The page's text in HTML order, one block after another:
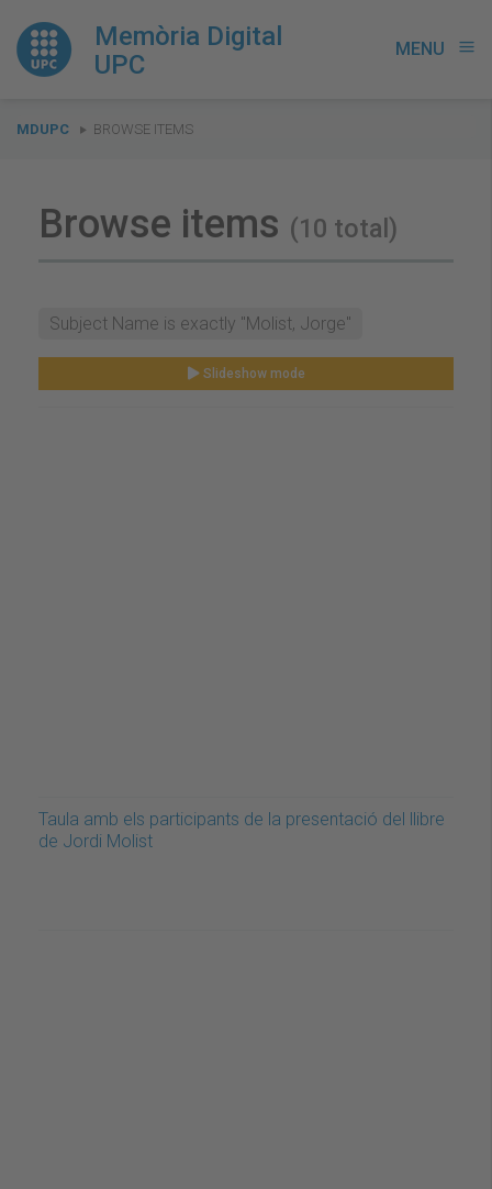
Memòria Digital
UPC
MENU menu
You
MDUPC BROWSE ITEMS
Browse items (10 total)
Subject Name is exactly "Molist, Jorge"
Slideshow mode
Taula amb els participants de la presentació del llibre
de Jordi Molist